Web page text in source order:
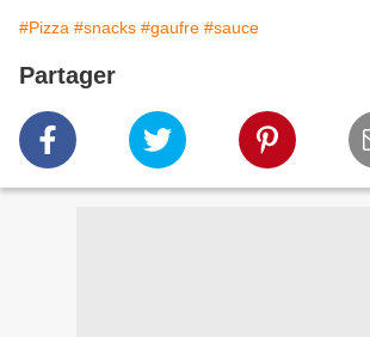
#Pizza #snacks #gaufre #sauce
Partager